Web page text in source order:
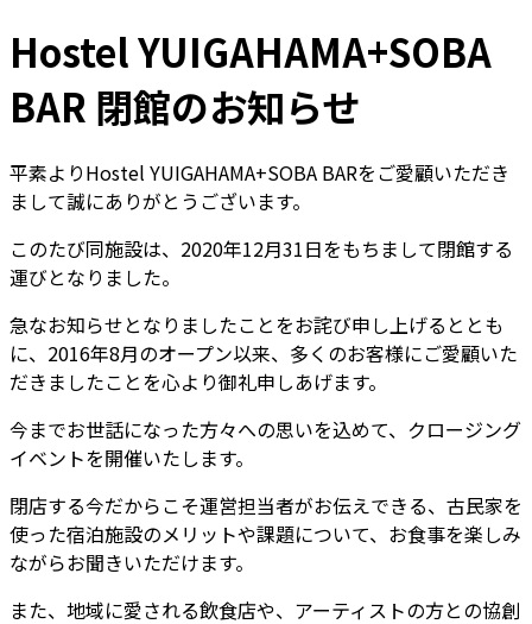
Hostel YUIGAHAMA+SOBA
BAR 閉館のお知らせ
平素よりHostel YUIGAHAMA+SOBA BARをご愛顧いただき
まして誠にありがとうございます。
このたび同施設は、2020年12月31日をもちまして閉館する
運びとなりました。
急なお知らせとなりましたことをお詫び申し上げるととも
に、2016年8月のオープン以来、多くのお客様にご愛顧いた
だきましたことを心より御礼申しあげます。
今までお世話になった方々への思いを込めて、クロージング
イベントを開催いたします。
閉店する今だからこそ運営担当者がお伝えできる、古民家を
使った宿泊施設のメリットや課題について、お食事を楽しみ
ながらお聞きいただけます。
また、地域に愛される飲食店や、アーティストの方との協創